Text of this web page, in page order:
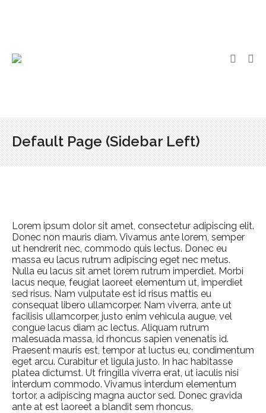
Default Page (Sidebar Left)
Lorem ipsum dolor sit amet, consectetur adipiscing elit.
Donec non mauris diam. Vivamus ante lorem, semper
ut hendrerit nec, commodo quis lectus. Donec eu
massa eu lacus rutrum adipiscing eget nec metus.
Nulla eu lacus sit amet lorem rutrum imperdiet. Morbi
lacus neque, feugiat laoreet elementum ut, imperdiet
sed risus. Nam vulputate est id risus mattis eu
consequat libero ullamcorper. Nam viverra, ante ut
facilisis ullamcorper, justo enim vehicula augue, vel
congue lacus diam ac lectus. Aliquam rutrum
malesuada massa, id rhoncus sapien venenatis id.
Praesent mauris est, tempor at luctus eu, condimentum
eget arcu. Curabitur et ligula justo. In hac habitasse
platea dictumst. Ut fringilla viverra erat, ut iaculis nisi
interdum commodo. Vivamus interdum elementum
tortor, a adipiscing magna auctor sed. Donec gravida
ante at est laoreet a blandit sem rhoncus.